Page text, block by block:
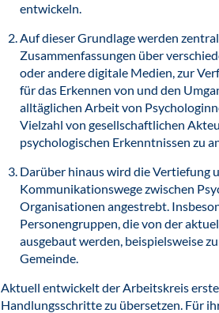
entwickeln.
Auf dieser Grundlage werden
Zusammenfassungen über
oder andere digitale Medien, zur
für das Erkennen von und den
alltäglichen Arbeit von
Vielzahl von gesellschaftlichen
psychologischen Erkenntnissen zu
Darüber hinaus wird die Vertiefung
Kommunikationswege zwischen
Organisationen angestrebt.
Personengruppen, die von der
ausgebaut werden, beispielsweise
Gemeinde.
Aktuell entwickelt der Arbeitskreis
Handlungsschritte zu übersetzen. Für